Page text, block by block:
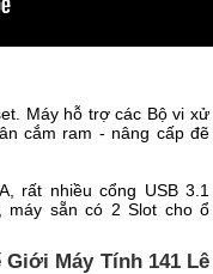
Máy hỗ trợ các Bộ vi xử
cắm ram - nâng cấp đẽ
rất nhiều cổng USB 3.1
máy sẵn có 2 Slot cho ổ
Giới Máy Tính 141 Lê